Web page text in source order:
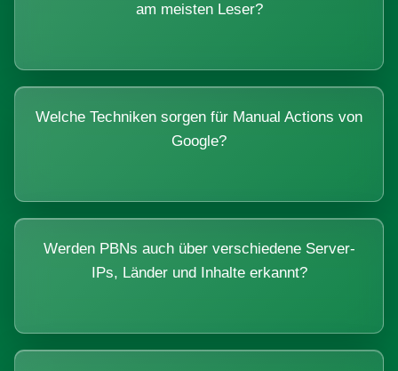
am meisten Leser?
Welche Techniken sorgen für Manual Actions von
Google?
Werden PBNs auch über verschiedene Server-
IPs, Länder und Inhalte erkannt?